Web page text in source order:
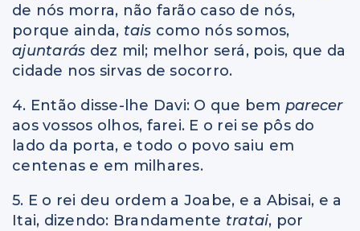
de nós morra, não farão caso de nós,
porque ainda, tais como nós somos,
ajuntarás dez mil; melhor será, pois, que da
cidade nos sirvas de socorro.
4. Então disse-lhe Davi: O que bem parecer
aos vossos olhos, farei. E o rei se pôs do
lado da porta, e todo o povo saiu em
centenas e em milhares.
5. E o rei deu ordem a Joabe, e a Abisai, e a
Itai, dizendo: Brandamente tratai, por